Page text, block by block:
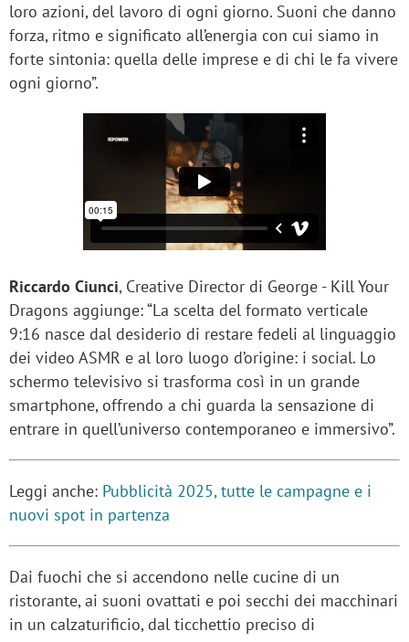
loro azioni, del lavoro di ogni giorno. Suoni che danno
forza, ritmo e significato all’energia con cui siamo in
forte sintonia: quella delle imprese e di chi le fa vivere
ogni giorno”.
Riccardo Ciunci, Creative Director di George - Kill Your
Dragons aggiunge: “La scelta del formato verticale
9:16 nasce dal desiderio di restare fedeli al linguaggio
dei video ASMR e al loro luogo d’origine: i social. Lo
schermo televisivo si trasforma così in un grande
smartphone, offrendo a chi guarda la sensazione di
entrare in quell’universo contemporaneo e immersivo”.
Leggi anche: Pubblicità 2025, tutte le campagne e i
nuovi spot in partenza
Dai fuochi che si accendono nelle cucine di un
ristorante, ai suoni ovattati e poi secchi dei macchinari
in un calzaturificio, dal ticchettio preciso di